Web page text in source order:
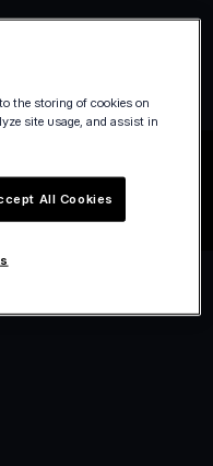
the storing of cookies on
site usage, and assist in
All Cookies